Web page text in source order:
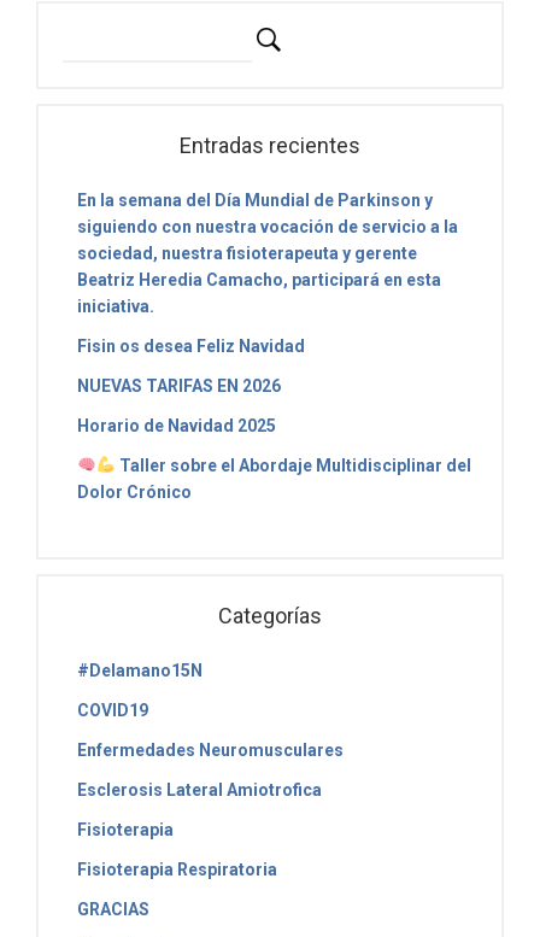
Entradas recientes
En la semana del Día Mundial de Parkinson y
siguiendo con nuestra vocación de servicio a la
sociedad, nuestra fisioterapeuta y gerente
Beatriz Heredia Camacho, participará en esta
iniciativa.
Fisin os desea Feliz Navidad
NUEVAS TARIFAS EN 2026
Horario de Navidad 2025
Taller sobre el Abordaje Multidisciplinar del
Dolor Crónico
Categorías
#Delamano15N
COVID19
Enfermedades Neuromusculares
Esclerosis Lateral Amiotrofica
Fisioterapia
Fisioterapia Respiratoria
GRACIAS